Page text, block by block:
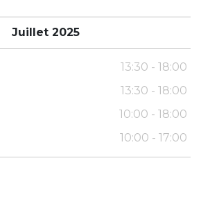
Juillet 2025
13:30 - 18:00
13:30 - 18:00
10:00 - 18:00
10:00 - 17:00